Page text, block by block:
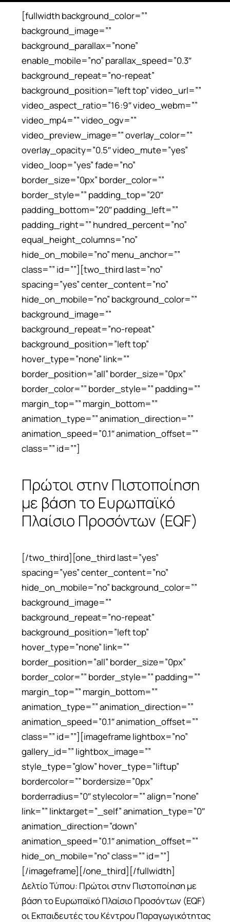
ERASMUS
ΑΝΑΚΑΛΎΨΤΕ
ΕΓΓΡΑΦΕΊΤΕ
[fullwidth background_color=””
background_image=””
background_parallax=”none”
enable_mobile=”no” parallax_speed=”0.3″
background_repeat=”no-repeat”
background_position=”left top” video_url=””
video_aspect_ratio=”16:9″ video_webm=””
video_mp4=”” video_ogv=””
video_preview_image=”” overlay_color=””
overlay_opacity=”0.5″ video_mute=”yes”
video_loop=”yes” fade=”no”
border_size=”0px” border_color=””
border_style=”” padding_top=”20″
padding_bottom=”20″ padding_left=””
padding_right=”” hundred_percent=”no”
equal_height_columns=”no”
hide_on_mobile=”no” menu_anchor=””
class=”” id=””][two_third last=”no”
spacing=”yes” center_content=”no”
hide_on_mobile=”no” background_color=””
background_image=””
background_repeat=”no-repeat”
background_position=”left top”
hover_type=”none” link=””
border_position=”all” border_size=”0px”
border_color=”” border_style=”” padding=””
margin_top=”” margin_bottom=””
animation_type=”” animation_direction=””
animation_speed=”0.1″ animation_offset=””
class=”” id=””]
Πρώτοι στην Πιστοποίηση
με βάση το Ευρωπαϊκό
Πλαίσιο Προσόντων (EQF)
[/two_third][one_third last=”yes”
spacing=”yes” center_content=”no”
hide_on_mobile=”no” background_color=””
background_image=””
background_repeat=”no-repeat”
background_position=”left top”
hover_type=”none” link=””
border_position=”all” border_size=”0px”
border_color=”” border_style=”” padding=””
margin_top=”” margin_bottom=””
animation_type=”” animation_direction=””
animation_speed=”0.1″ animation_offset=””
class=”” id=””][imageframe lightbox=”no”
gallery_id=”” lightbox_image=””
style_type=”glow” hover_type=”liftup”
bordercolor=”” bordersize=”0px”
borderradius=”0″ stylecolor=”” align=”none”
link=”” linktarget=”_self” animation_type=”0″
animation_direction=”down”
animation_speed=”0.1″ animation_offset=””
hide_on_mobile=”no” class=”” id=””]
[/imageframe][/one_third][/fullwidth]
Δελτίο Τύπου: Πρώτοι στην Πιστοποίηση με
βάση το Ευρωπαϊκό Πλαίσιο Προσόντων (EQF)
οι Εκπαιδευτές του Κέντρου Παραγωγικότητας